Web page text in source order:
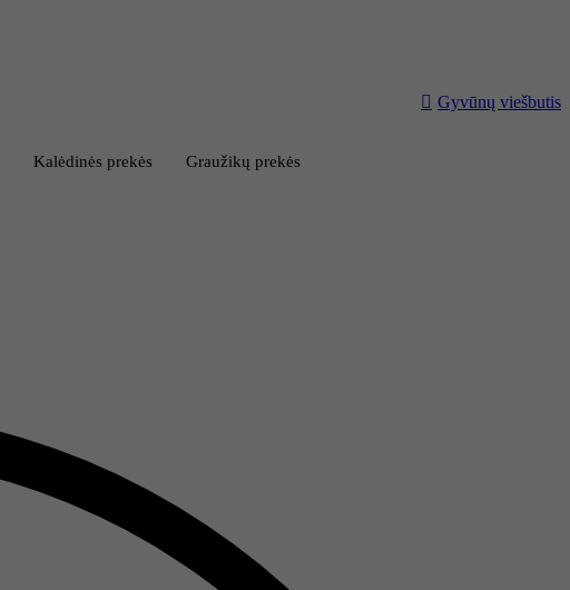
Gyvūnų viešbutis
Kalėdinės prekės Graužikų prekės